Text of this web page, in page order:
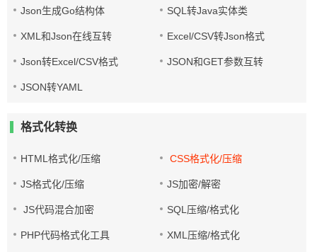
Json生成Go结构体 SQL转Java实体类
XML和Json在线互转 Excel/CSV转Json格式
Json转Excel/CSV格式 JSON和GET参数互转
JSON转YAML
格式化转换
HTML格式化/压缩 CSS格式化/压缩
JS格式化/压缩 JS加密/解密
JS代码混合加密 SQL压缩/格式化
PHP代码格式化工具 XML压缩/格式化